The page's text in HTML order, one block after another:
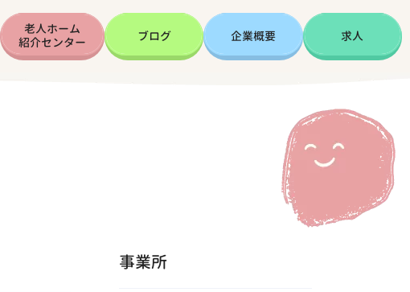
老人ホーム
紹介センター
ブログ 企業概要 求人
事業所